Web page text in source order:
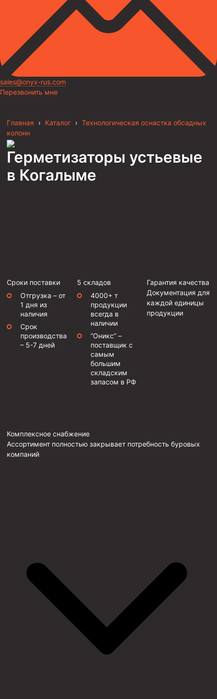
sales@onyx-rus.com
Перезвонить мне
Главная › Каталог › Технологическая оснастка обсадных
колонн
Герметизаторы устьевые
в Когалыме
Сроки поставки
Отгрузка – от
1 дня из
наличия
Срок
производства
– 5-7 дней
5 складов
4000+ т
продукции
всегда в
наличии
“Оникс” –
поставщик с
самым
большим
складским
запасом в РФ
Гарантия качества
Документация для
каждой единицы
продукции
Комплексное снабжение
Ассортимент полностью закрывает потребность буровых
компаний